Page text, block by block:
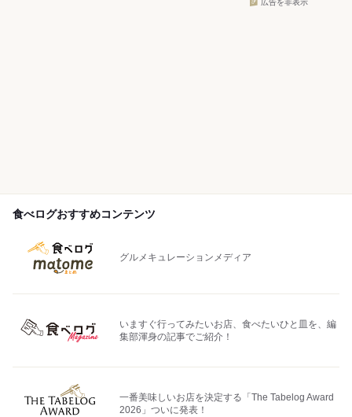
広告を非表示
食べログおすすめコンテンツ
グルメキュレーションメディア
いますぐ行ってみたいお店、食べたいひと皿を、編
集部渾身の記事でご紹介！
一番美味しいお店を決定する「The Tabelog Award
2026」ついに発表！